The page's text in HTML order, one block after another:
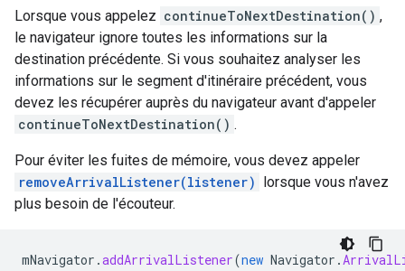
Lorsque vous appelez continueToNextDestination() ,
le navigateur ignore toutes les informations sur la
destination précédente. Si vous souhaitez analyser les
informations sur le segment d'itinéraire précédent, vous
devez les récupérer auprès du navigateur avant d'appeler
continueToNextDestination() .
Pour éviter les fuites de mémoire, vous devez appeler
removeArrivalListener(listener) lorsque vous n'avez
plus besoin de l'écouteur.
mNavigator .addArrivalListener(new Navigator .